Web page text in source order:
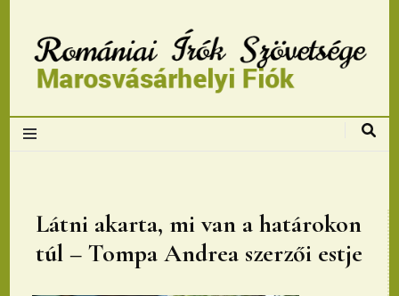
Romániai Írók
Marosvásárhelyi
fiok
Látni akarta, mi van a határokon
túl – Tompa Andrea szerzői estje